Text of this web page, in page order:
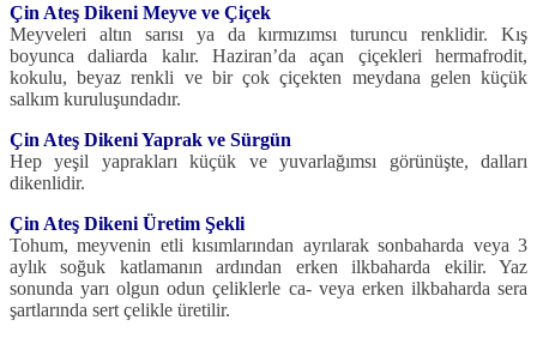
Çin Ateş Dikeni Meyve ve Çiçek
Meyveleri altın sarısı ya da kırmızımsı turuncu renklidir. Kış
boyunca daliarda kalır. Haziran’da açan çiçekleri hermafrodit,
kokulu, beyaz renkli ve bir çok çiçekten mey­dana gelen küçük
salkım kuruluşundadır.
Çin Ateş Dikeni Yaprak ve Sürgün
Hep yeşil yaprakları küçük ve yuvarlağımsı görünüşte, dalları
dikenlidir.
Çin Ateş Dikeni Üretim Şekli
Tohum, meyvenin etli kısımlarından ayrılarak sonbaharda veya 3
aylık soğuk katla­manın ardından erken ilkbaharda ekilir. Yaz
sonunda yarı olgun odun çeliklerle ca- veya erken ilkbaharda sera
şartlarında sert çelikle üretilir.